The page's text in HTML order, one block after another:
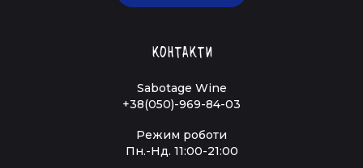
Контакти
Sabotage Wine
+38(050)-969-84-03
Режим роботи
Пн.-Нд. 11:00-21:00